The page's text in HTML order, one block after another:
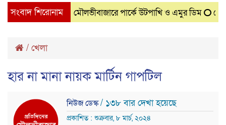
সংবাদ শিরোনামমৌলভীবাজারে পার্কে উটপাখি ও এমুর ডিম দেশের
/ খেলা
হার না মানা নায়ক মার্টিন গাপটিল
নিউজ ডেস্ক/ ১৩৮ বার দেখা হয়েছে
প্রকাশিত : শুক্রবার, ৮ মার্চ, ২০২৪